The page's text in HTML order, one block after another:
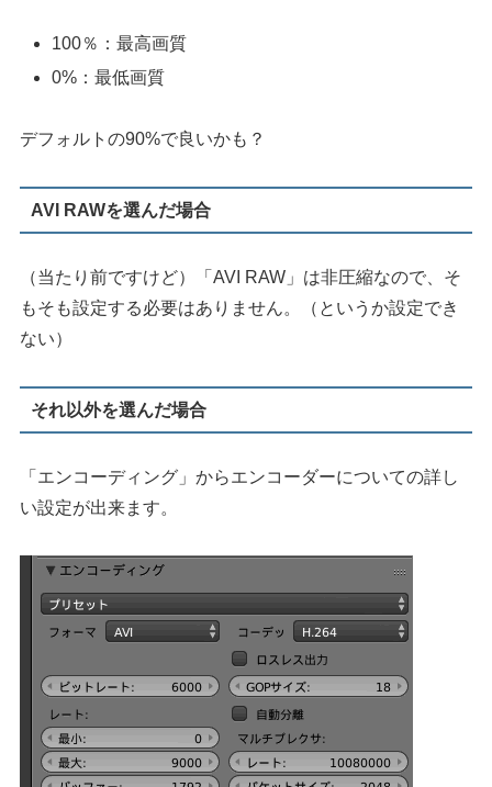
100％：最高画質
0%：最低画質
デフォルトの90%で良いかも？
AVI RAWを選んだ場合
（当たり前ですけど）「AVI RAW」は非圧縮なので、そ
もそも設定する必要はありません。（というか設定でき
ない）
それ以外を選んだ場合
「エンコーディング」からエンコーダーについての詳し
い設定が出来ます。